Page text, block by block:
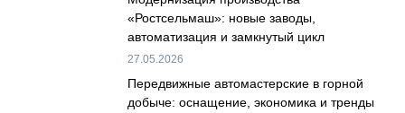
«Ростсельмаш»: новые заводы,
автоматизация и замкнутый цикл
27.05.2026
Передвижные автомастерские в горной
добыче: оснащение, экономика и тренды